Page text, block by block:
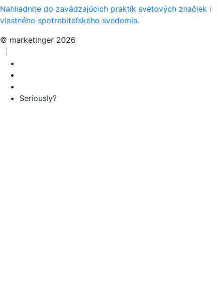
Nahliadnite do zavádzajúcich praktík svetových značiek i
vlastného spotrebiteľského svedomia.
© marketinger 2026
Seriously?